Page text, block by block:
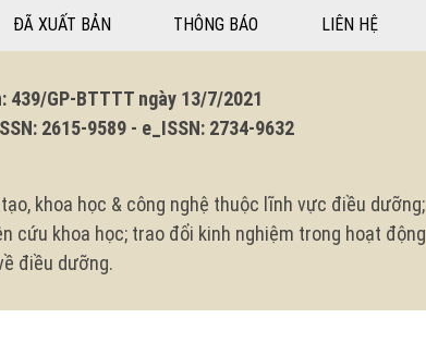
ĐÃ XUẤT BẢN THÔNG BÁO LIÊN HỆ
BTTTT ngày 13/7/2021
9589 - e_ISSN: 2734-9632
khoa học & công nghệ thuộc lĩnh vực điều dưỡng;
cứu khoa học; trao đổi kinh nghiệm trong hoạt động
điều dưỡng.